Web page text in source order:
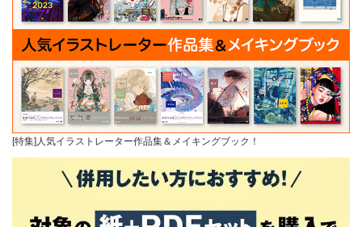
[特集]人気イラストレーター作品集＆メイキングブック！